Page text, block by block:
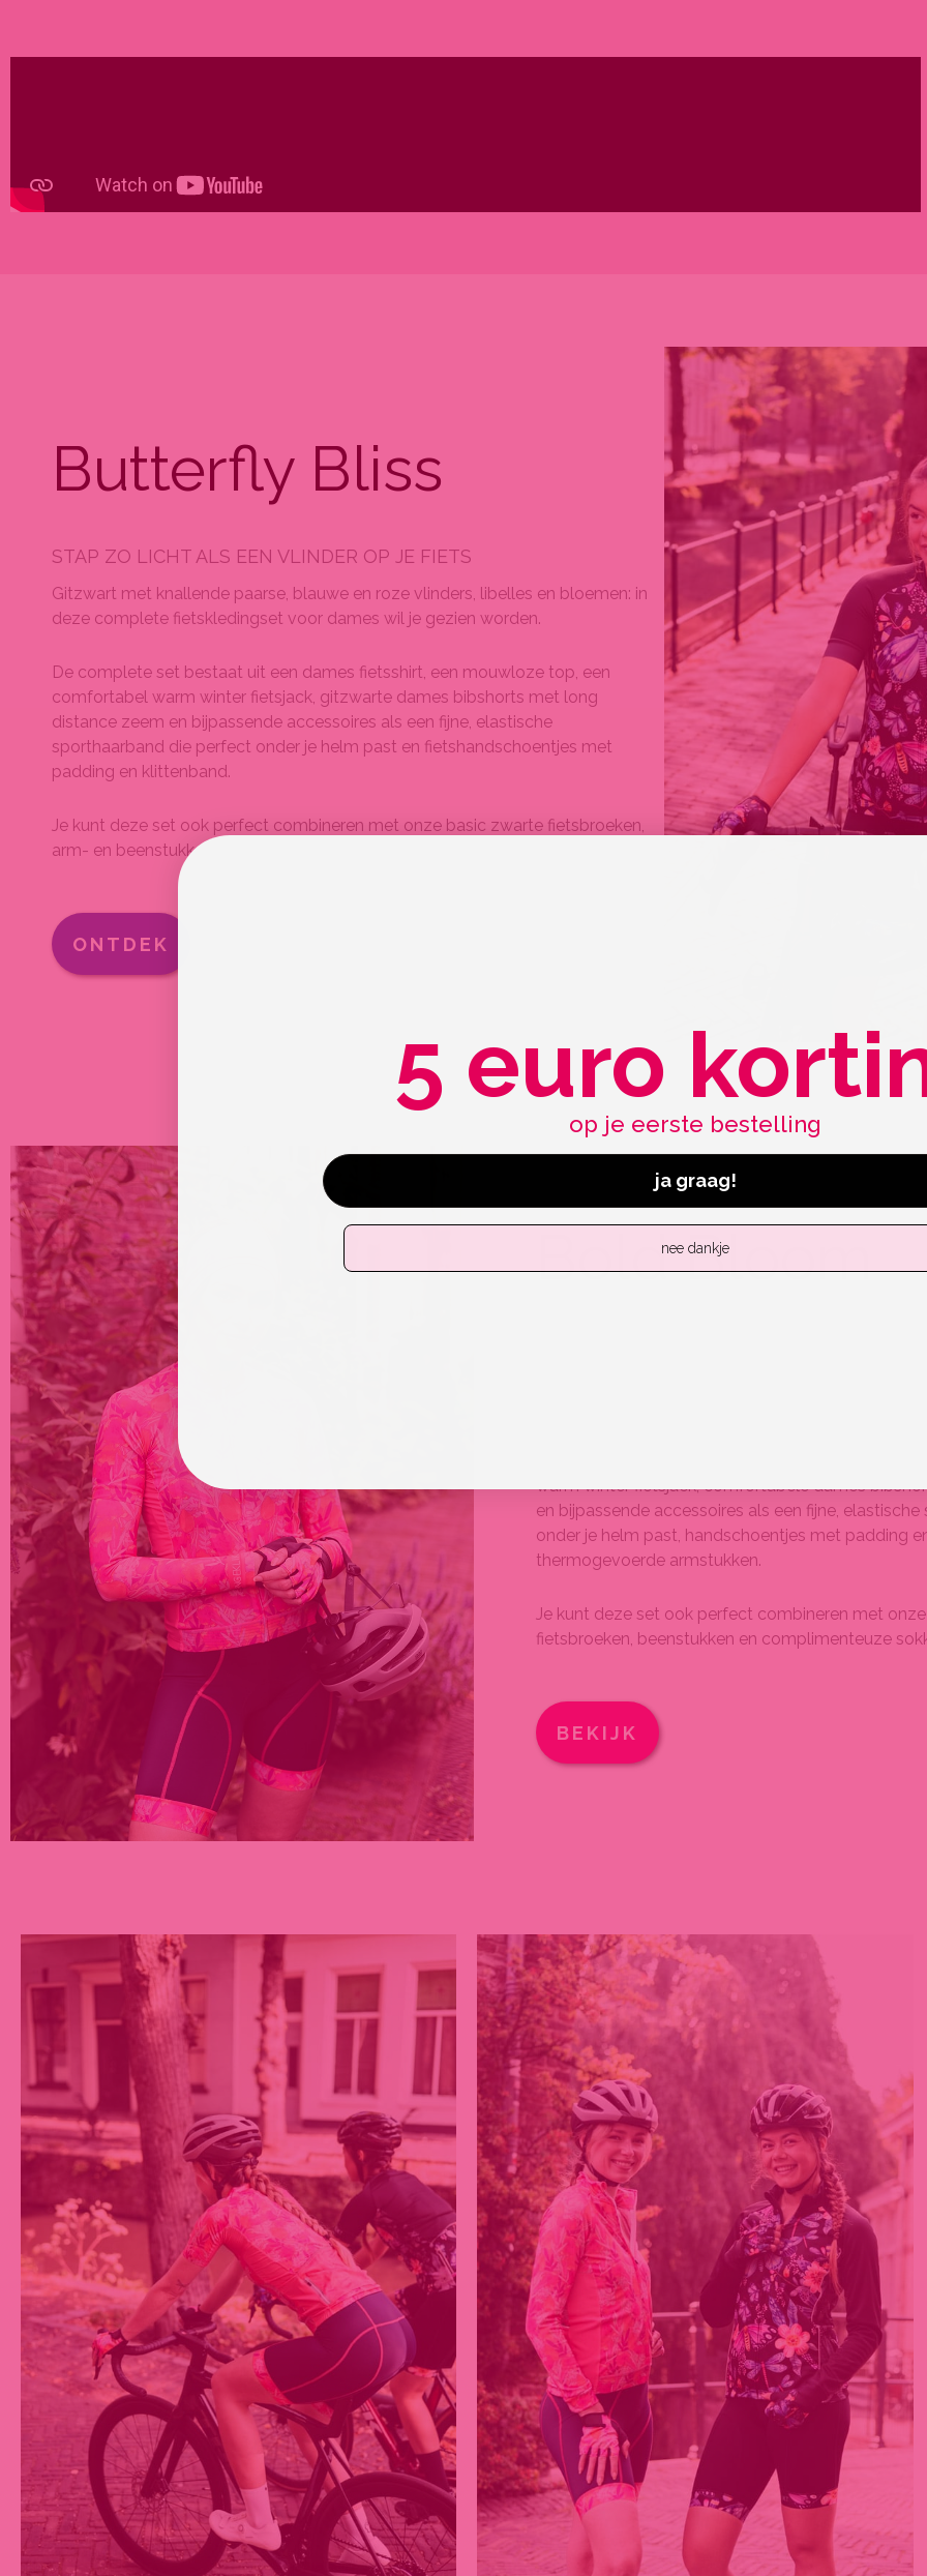
Butterfly Bliss
STAP ZO LICHT ALS EEN VLINDER OP JE FIETS
Gitzwart met knallende paarse, blauwe en roze vlinders, libelles en bloemen: in
deze complete fietskledingset voor dames wil je gezien worden.
De complete set bestaat uit een dames fietsshirt, een mouwloze top, een
comfortabel warm winter fietsjack, gitzwarte dames bibshorts met long
distance zeem en bijpassende accessoires als een fijne, elastische
sporthaarband die perfect onder je helm past en fietshandschoentjes met
padding en klittenband.
Je kunt deze set ook perfect combineren met onze basic zwarte fietsbroeken,
arm- en beenstukken.
ONTDEK
Bold Bloom
warm winter fietsjack, comfortabele dames
en bijpassende accessoires als een fijne,
onder je helm past, handschoentjes met padding
thermogevoerde armstukken.
Je kunt deze set ook perfect combineren met
fietsbroeken, beenstukken en complimenteuze
BEKIJK
5 euro
op je eerste bestelling
ja graag!
nee dankje